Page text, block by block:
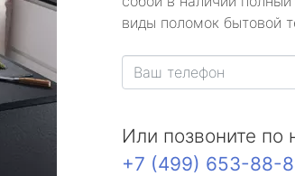
виды поломок бытовой
Или позвоните по
+7 (499) 653-88-